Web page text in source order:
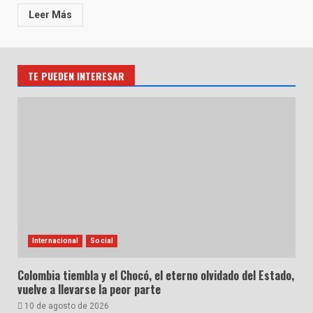
Leer Más
TE PUEDEN INTERESAR
Internacional Social
Colombia tiembla y el Chocó, el eterno olvidado del Estado,
vuelve a llevarse la peor parte
10 de agosto de 2026